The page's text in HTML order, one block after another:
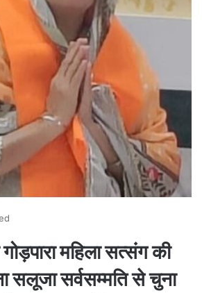
महिला सत्संग की
सलूजा सर्वसम्मति से चुना